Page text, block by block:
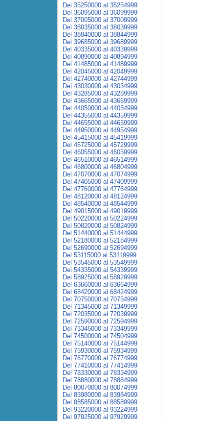
Del 35250000 al 35254999
Del 36095000 al 36099999
Del 37005000 al 37009999
Del 38035000 al 38039999
Del 38840000 al 38844999
Del 39685000 al 39689999
Del 40335000 al 40339999
Del 40890000 al 40894999
Del 41485000 al 41489999
Del 42045000 al 42049999
Del 42740000 al 42744999
Del 43030000 al 43034999
Del 43285000 al 43289999
Del 43665000 al 43669999
Del 44050000 al 44054999
Del 44355000 al 44359999
Del 44655000 al 44659999
Del 44950000 al 44954999
Del 45415000 al 45419999
Del 45725000 al 45729999
Del 46055000 al 46059999
Del 46510000 al 46514999
Del 46800000 al 46804999
Del 47070000 al 47074999
Del 47405000 al 47409999
Del 47760000 al 47764999
Del 48120000 al 48124999
Del 48540000 al 48544999
Del 49015000 al 49019999
Del 50220000 al 50224999
Del 50820000 al 50824999
Del 51440000 al 51444999
Del 52180000 al 52184999
Del 52690000 al 52694999
Del 53115000 al 53119999
Del 53545000 al 53549999
Del 54335000 al 54339999
Del 58925000 al 58929999
Del 63660000 al 63664999
Del 68420000 al 68424999
Del 70750000 al 70754999
Del 71345000 al 71349999
Del 72035000 al 72039999
Del 72590000 al 72594999
Del 73345000 al 73349999
Del 74500000 al 74504999
Del 75140000 al 75144999
Del 75930000 al 75934999
Del 76770000 al 76774999
Del 77410000 al 77414999
Del 78330000 al 78334999
Del 78880000 al 78884999
Del 80070000 al 80074999
Del 83980000 al 83984999
Del 88585000 al 88589999
Del 93220000 al 93224999
Del 97925000 al 97929999